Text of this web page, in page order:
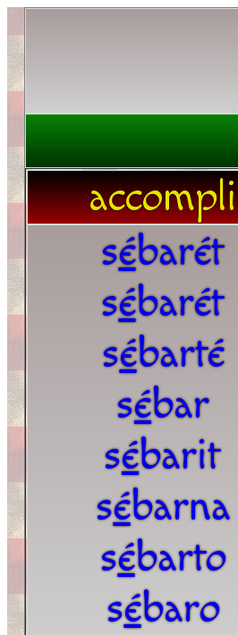
accompli
sébarét
sébarét
sébarté
sébar
sébarit
sébarna
sébarto
sébaro